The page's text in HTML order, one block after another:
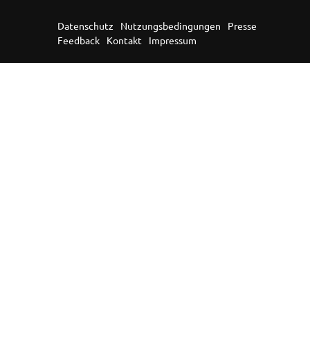
Datenschutz Nutzungsbedingungen
Presse
Feedback
Kontakt Impressum